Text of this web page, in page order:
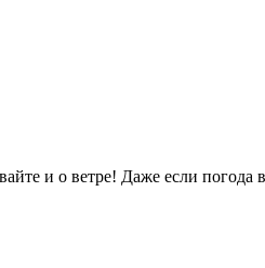
и о ветре! Даже если погода